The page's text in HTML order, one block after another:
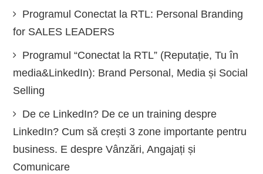
Programul Conectat la RTL: Personal Branding
for SALES LEADERS
Programul “Conectat la RTL” (Reputație, Tu în
media&LinkedIn): Brand Personal, Media și Social
Selling
De ce LinkedIn? De ce un training despre
LinkedIn? Cum să crești 3 zone importante pentru
business. E despre Vânzări, Angajați și
Comunicare